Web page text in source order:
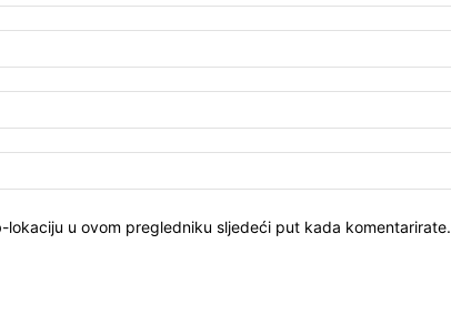
lokaciju u ovom pregledniku sljedeći put kada komentarirate.